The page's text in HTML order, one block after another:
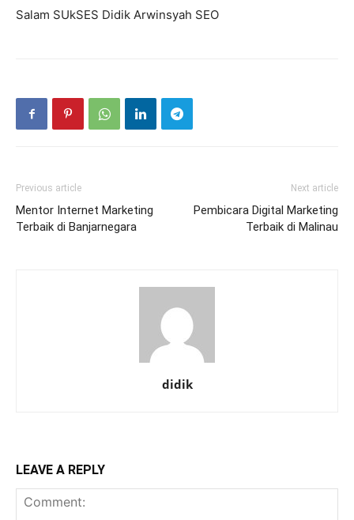
Salam SUkSES Didik Arwinsyah SEO
Previous article
Mentor Internet Marketing
Terbaik di Banjarnegara
Next article
Pembicara Digital Marketing
Terbaik di Malinau
didik
LEAVE A REPLY